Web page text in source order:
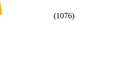
(1076)